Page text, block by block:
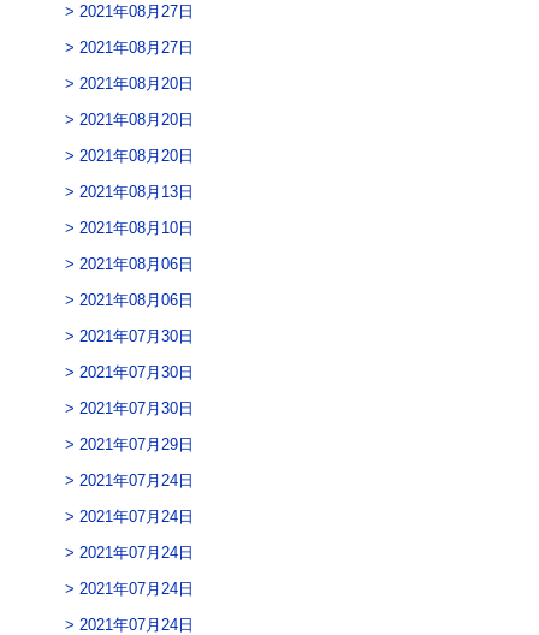
2021年08月27日
2021年08月27日
2021年08月20日
2021年08月20日
2021年08月20日
2021年08月13日
2021年08月10日
2021年08月06日
2021年08月06日
2021年07月30日
2021年07月30日
2021年07月30日
2021年07月29日
2021年07月24日
2021年07月24日
2021年07月24日
2021年07月24日
2021年07月24日